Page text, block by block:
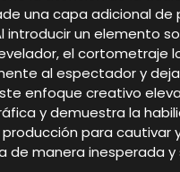
una capa adicional de
introducir un elemento
el cortometraje
al espectador y
enfoque creativo
y demuestra la
para cautivar
de manera inesperada y